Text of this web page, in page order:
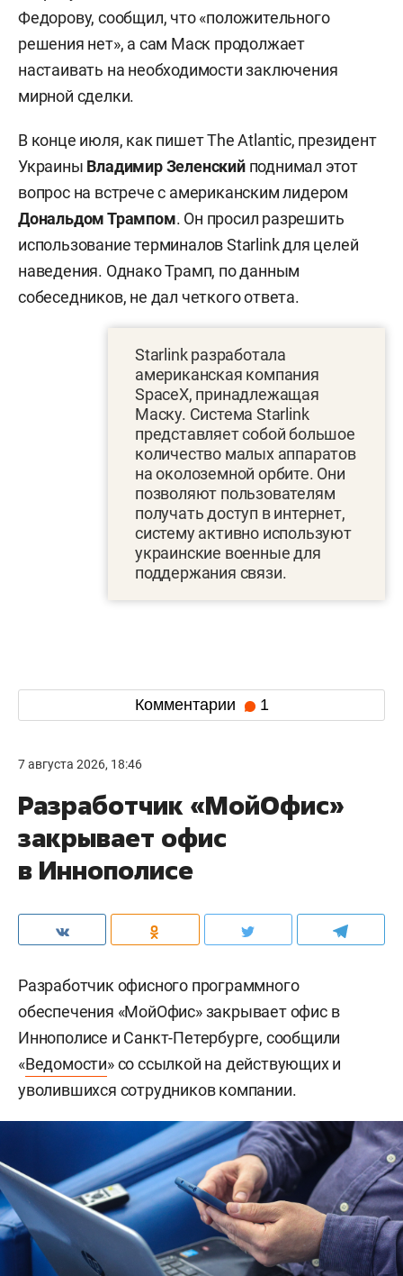
Федорову, сообщил, что «положительного
решения нет», а сам Маск продолжает
настаивать на необходимости заключения
мирной сделки.
В конце июля, как пишет The Atlantic, президент
Украины Владимир Зеленскийподнимал этот
вопрос на встрече с американским лидером
Дональдом Трампом. Он просил разрешить
использование терминалов Starlink для целей
наведения. Однако Трамп, по данным
собеседников, не дал четкого ответа.
Starlink разработала
американская компания
SpaceX, принадлежащая
Маску. Система Starlink
представляет собой большое
количество малых аппаратов
на околоземной орбите. Они
позволяют пользователям
получать доступ в интернет,
систему активно используют
украинские военные для
поддержания связи.
Комментарии 1
7 августа 2026, 18:46
Разработчик «МойОфис»
закрывает офис
в Иннополисе
Разработчик офисного программного
обеспечения «МойОфис» закрывает офис в
Иннополисе и Санкт-Петербурге, сообщили
«Ведомости» со ссылкой на действующих и
уволившихся сотрудников компании.